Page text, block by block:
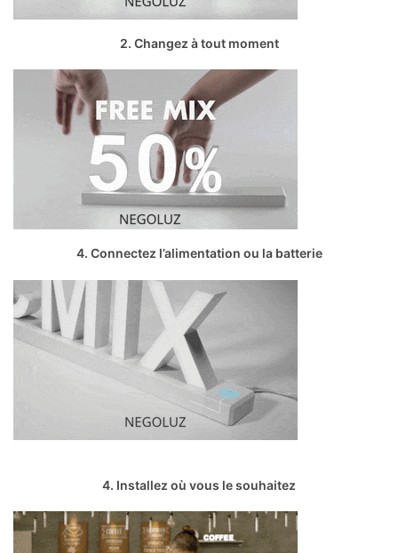
2. Changez à tout moment
4. Connectez l’alimentation ou la batterie
4. Installez où vous le souhaitez